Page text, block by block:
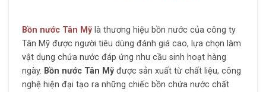
Bồn nước Tân Mỹlà thương hiệu bồn nước của công ty
Tân Mỹ được người tiêu dùng đánh giá cao, lựa chọn làm
vật dụng chứa nước đáp ứng nhu cầu sinh hoạt hàng
ngày. Bồn nước Tân Mỹđược sản xuất từ chất liệu, công
nghệ hiện đại tạo ra những chiếc bồn chứa nước chất